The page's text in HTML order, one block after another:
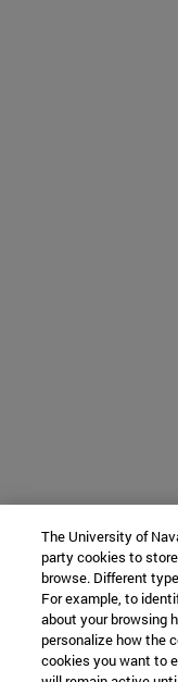
The University of
party cookies to
browse. Different
For example, to
about your browsing
personalize how the
cookies you want to